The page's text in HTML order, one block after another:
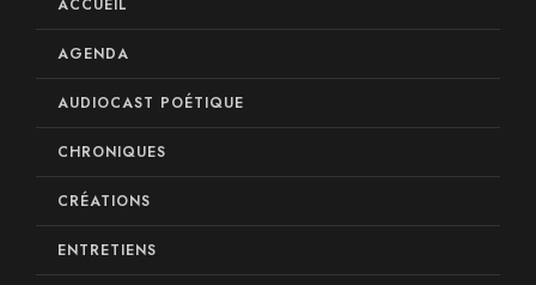
ACCUEIL
AGENDA
AUDIOCAST POÉTIQUE
CHRONIQUES
CRÉATIONS
ENTRETIENS